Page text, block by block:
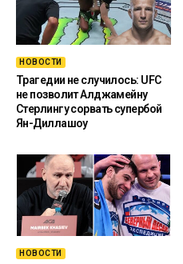
НОВОСТИ
Трагедии не случилось: UFC
не позволит Алджамейну
Стерлингу сорвать супербой
Ян-Диллашоу
НОВОСТИ